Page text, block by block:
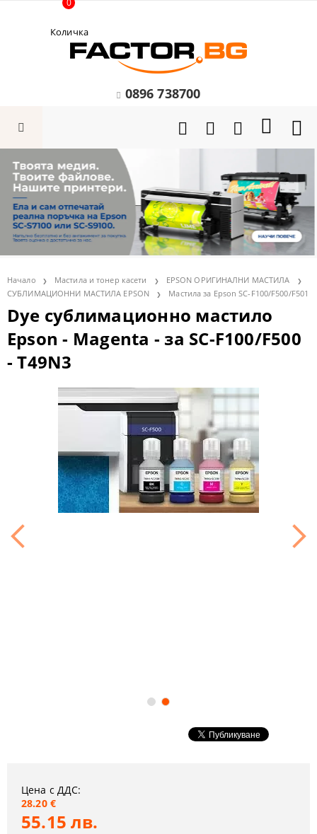
Количка
0
0896 738700
Начало Мастила и тонер касети
EPSON ОРИГИНАЛНИ МАСТИЛА
СУБЛИМАЦИОННИ МАСТИЛА EPSON
Мастила за Epson SC-F100/F500/F501
Dye сублимационно мастило
Epson - Magenta - за SC-F100/F500
- T49N3
Цена с ДДС:
28.20 €
55.15 лв.